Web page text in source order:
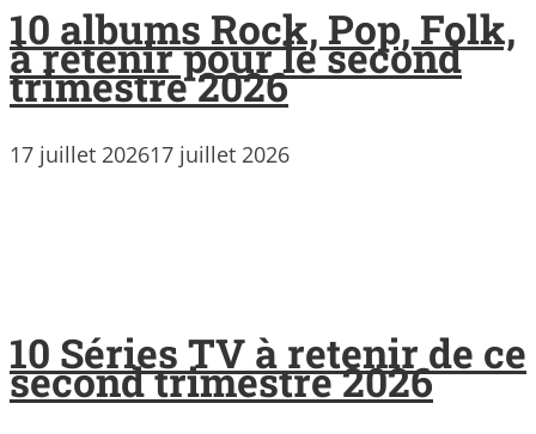
10 albums Rock, Pop, Folk,
à retenir pour le second
trimestre 2026
17 juillet 202617 juillet 2026
10 Séries TV à retenir de ce
second trimestre 2026